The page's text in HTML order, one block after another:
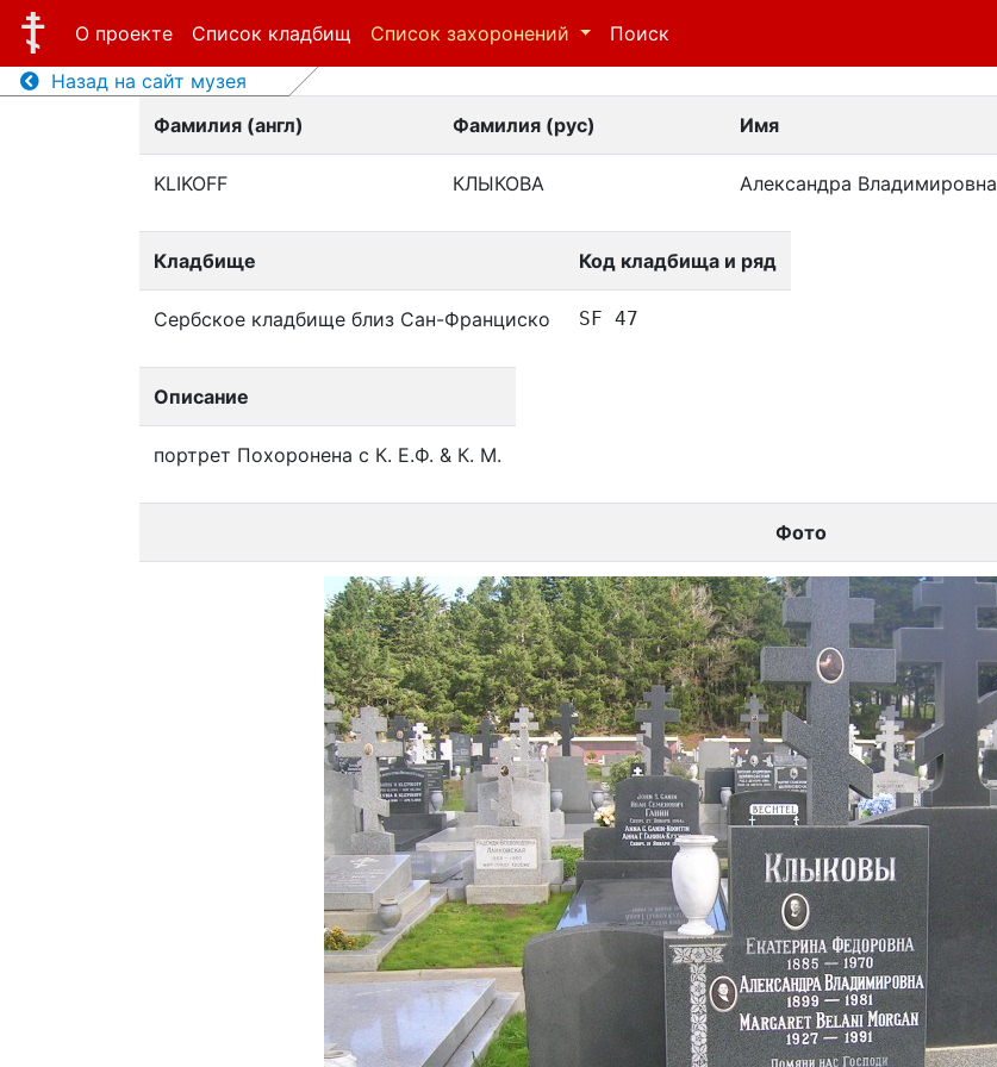
О проекте Список кладбищ Список захоронений Поиск
Назад на сайт музея
Фамилия (англ)
Фамилия (рус) Имя
KLIKOFF КЛЫКОВА Александра Владимировна
Кладбище Код кладбища и ряд
Сербское кладбище близ Сан-Франциско SF 47
Описание
портрет Похоронена с К. Е.Ф. & К. М.
Фото